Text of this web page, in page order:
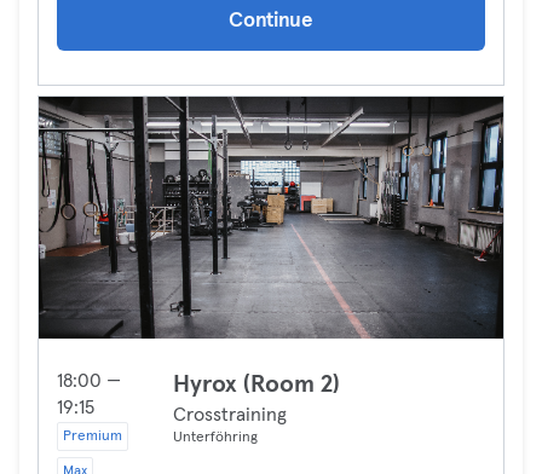
Continue
18:00 —
19:15
Premium
Hyrox (Room 2)
Crosstraining
Unterföhring